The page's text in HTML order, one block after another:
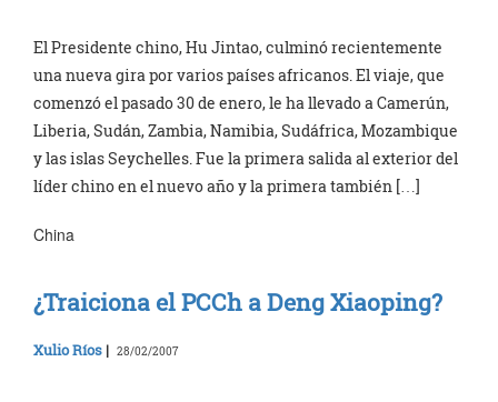
El Presidente chino, Hu Jintao, culminó recientemente
una nueva gira por varios países africanos. El viaje, que
comenzó el pasado 30 de enero, le ha llevado a Camerún,
Liberia, Sudán, Zambia, Namibia, Sudáfrica, Mozambique
y las islas Seychelles. Fue la primera salida al exterior del
líder chino en el nuevo año y la primera también […]
China
¿Traiciona el PCCh a Deng Xiaoping?
Xulio Ríos | 28/02/2007